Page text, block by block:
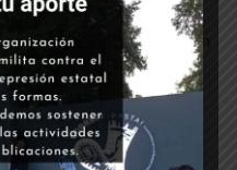
necesarias e
par de GBA, exiliado en
escándalos que lo
afirmó convencido que
con las Taser. Y para
es la